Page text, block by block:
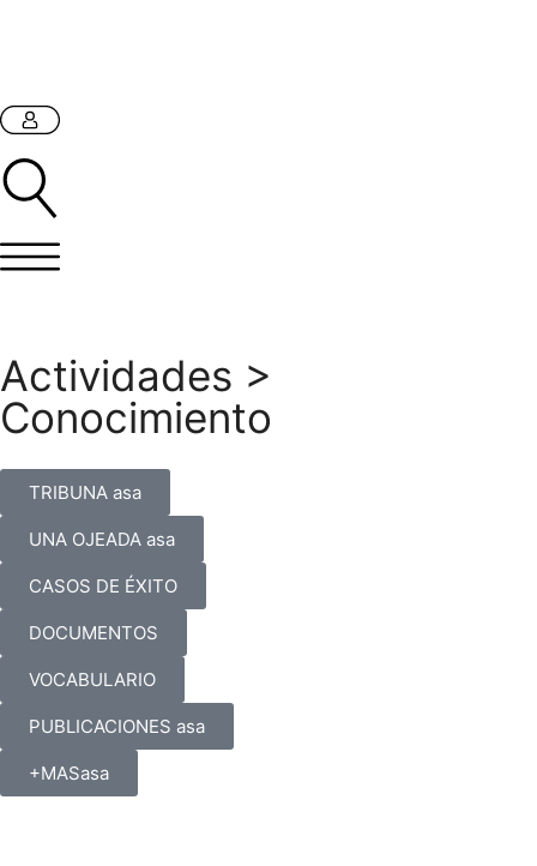
Actividades >
Conocimiento
TRIBUNA asa
UNA OJEADA asa
CASOS DE ÉXITO
DOCUMENTOS
VOCABULARIO
PUBLICACIONES asa
+MASasa